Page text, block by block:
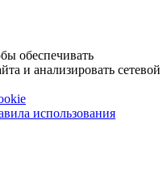
обеспечивать
и анализировать сетевой
использования